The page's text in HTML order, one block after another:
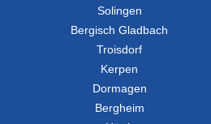
Solingen
Bergisch Gladbach
Troisdorf
Kerpen
Dormagen
Bergheim